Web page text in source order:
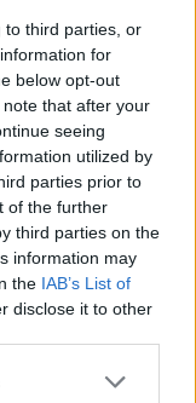
to third parties, or
for
below opt-out
that after your
seeing
utilized by
parties prior to
of the further
third parties on the
information may
the IAB’s List of
disclose it to other
Il contenuto di questo
la linea editoriale
I messaggi inclusi nei
singoli lettori che
preventivo. I commenti
in automatico dal